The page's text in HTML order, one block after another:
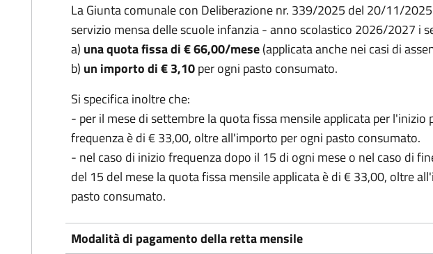
La Giunta comunale con Deliberazione nr. 339/2025 del 20/11/
servizio mensa delle scuole infanzia - anno scolastico 2026/2027 i
a) una quota fissa di € 66,00/mese(applicata anche nei casi di
b) un importo di € 3,10per ogni pasto consumato.
Si specifica inoltre che:
- per il mese di settembre la quota fissa mensile applicata per l'inizio
frequenza è di € 33,00, oltre all'importo per ogni pasto consumato.
- nel caso di inizio frequenza dopo il 15 di ogni mese o nel caso di
del 15 del mese la quota fissa mensile applicata è di € 33,00, oltre
pasto consumato.
Modalità di pagamento della retta mensile